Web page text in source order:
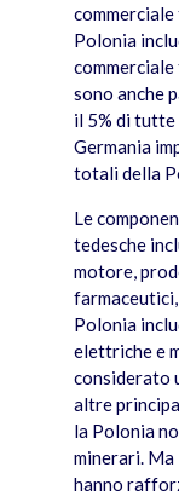
Polonia
commerciale
sono anche
il 5% di tutte
Germania
totali della
Le
tedesche
motore,
Polonia
elettriche e
considerato
altre
la Polonia
minerari.
hanno